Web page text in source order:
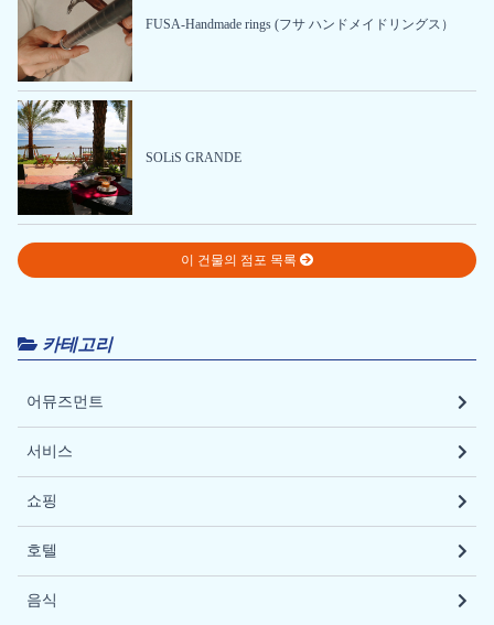
FUSA-Handmade rings (フサ ハンドメイドリングス）
SOLiS GRANDE
이 건물의 점포 목록
카테고리
어뮤즈먼트
서비스
쇼핑
호텔
음식